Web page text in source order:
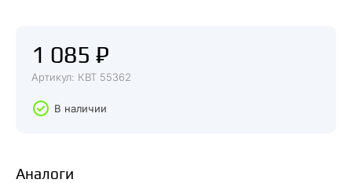
1 085 ₽
Артикул: КВТ 55362
В наличии
Аналоги